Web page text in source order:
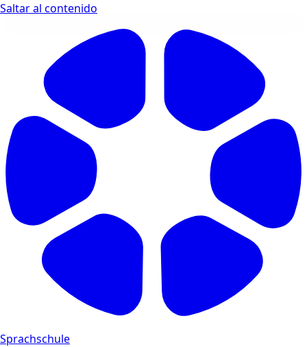
Saltar al contenido
Sprachschule